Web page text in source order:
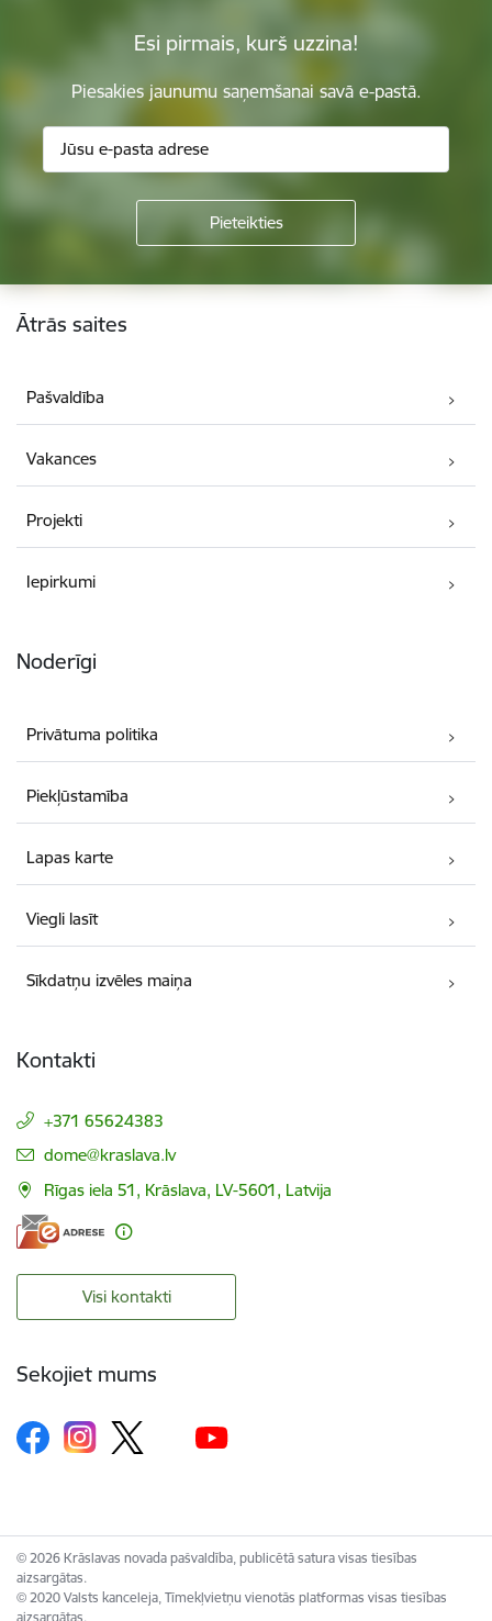
Esi pirmais, kurš uzzina!
Piesakies jaunumu saņemšanai savā e-pastā.
Kājene
Ātrās saites
Pašvaldība
Vakances
Projekti
Iepirkumi
Noderīgi
Privātuma politika
Piekļūstamība
Lapas karte
Viegli lasīt
Sīkdatņu izvēles maiņa
Kontakti
+371 65624383
E-pasts:
dome@kraslava.lv
Rīgas iela 51, Krāslava, LV-5601, Latvija
Visi kontakti
Sekojiet mums
© 2026 Krāslavas novada pašvaldība, publicētā satura visas tiesības
aizsargātas.
© 2020 Valsts kanceleja, Tīmekļvietņu vienotās platformas visas tiesības
aizsargātas.